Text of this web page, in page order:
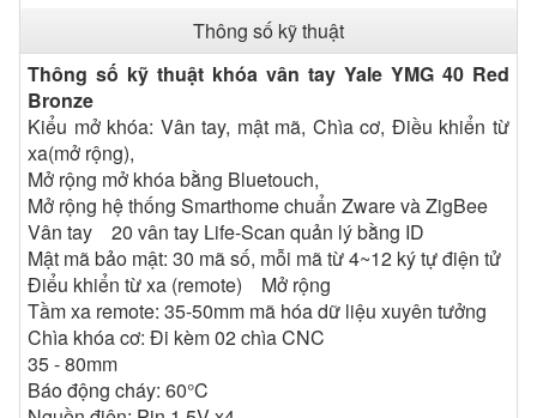
Chuông báo động nếu bị đột nhập
Cảm biến nhiệt cảnh báo cháy n
Có chế độ khóa trái trong, khóa trái ngoài đảm bảo an
toàn hoặc riêng tư tuyệt đối
Cảnh báo pin yếu trước 10 ngày, có cực sạc pin dự
phòng phía ngoài
Thông số kỹ thuật
Thông số kỹ thuật khóa vân tay Yale YMG 40 Red
Bronze
Kiểu mở khóa: Vân tay, mật mã, Chìa cơ, Điều khiển từ
xa(mở rộng),
Mở rộng mở khóa bằng Bluetouch,
Mở rộng hệ thống Smarthome chuẩn Zware và ZigBee
Vân tay 20 vân tay Life-Scan quản lý bằng ID
Mật mã bảo mật: 30 mã số, mỗi mã từ 4~12 ký tự điện tử
Điểu khiển từ xa (remote) Mở rộng
Tầm xa remote: 35-50mm mã hóa dữ liệu xuyên tưởng
Chìa khóa cơ: Đi kèm 02 chìa CNC
35 - 80mm
Báo động cháy: 60°C